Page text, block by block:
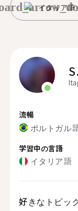
イタリア語
S.
流暢
ポルトガル
学習中の言語
イタリア語
好きなトピッ